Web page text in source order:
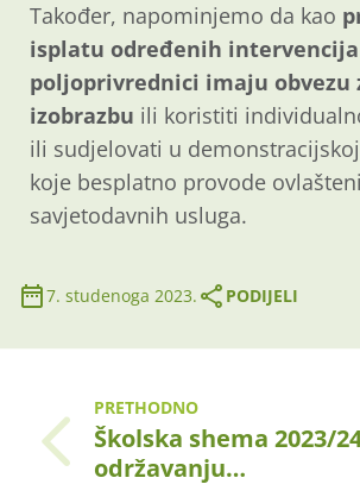
Također, napominjemo da kao
isplatu određenih intervencija
poljoprivrednici imaju obvezu
izobrazbu ili koristiti
ili sudjelovati u
koje besplatno provode
savjetodavnih usluga.
7. studenoga 2023. PODIJELI
PRETHODNO
Školska shema 2023/
održavanju…